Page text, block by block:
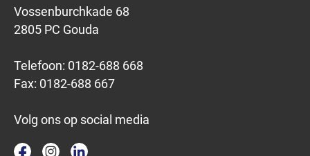
Vossenburchkade 68
2805 PC Gouda
Telefoon: 0182-688 668
Fax: 0182-688 667
Volg ons op social media